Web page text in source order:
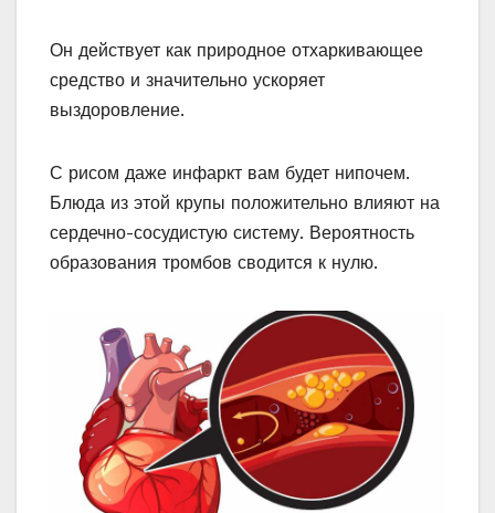
Он действует как природное отхаркивающее
средство и значительно ускоряет
выздоровление.
С рисом даже инфаркт вам будет нипочем.
Блюда из этой крупы положительно влияют на
сердечно-сосудистую систему. Вероятность
образования тромбов сводится к нулю.